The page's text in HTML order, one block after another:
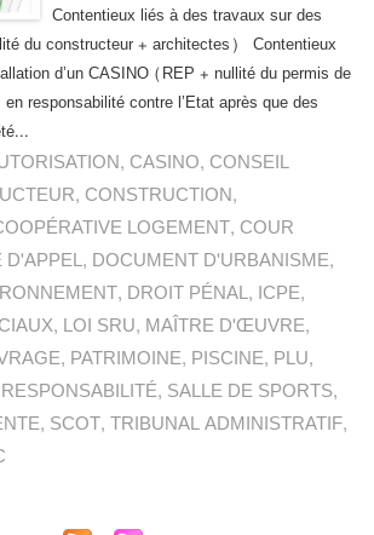
Contentieux liés à des travaux sur des
du constructeur + architectes) Contentieux
d’un CASINO (REP + nullité du permis de
responsabilité contre l’Etat après que des
, CASINO, CONSEIL
, CONSTRUCTION,
LOGEMENT, COUR
D'APPEL, DOCUMENT D'URBANISME,
, DROIT PÉNAL, ICPE,
, LOI SRU, MAÎTRE D'ŒUVRE,
, PATRIMOINE, PISCINE, PLU,
RESPONSABILITÉ, SALLE DE SPORTS,
, SCOT,TRIBUNAL ADMINISTRATIF,